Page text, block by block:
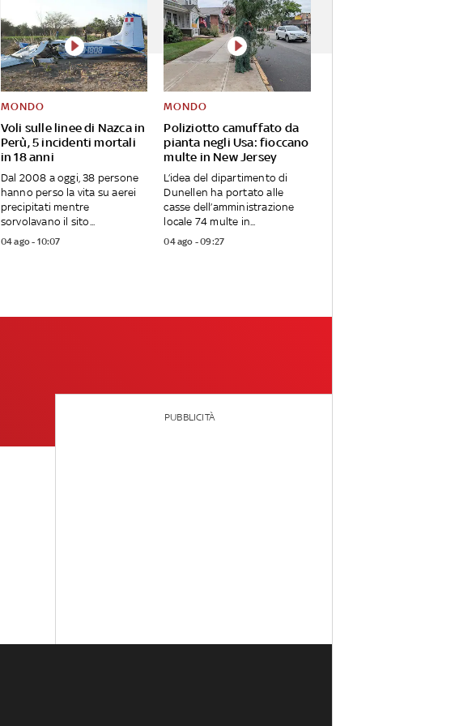
Voli sulle linee di Nazca in
Perù, 5 incidenti mortali
in 18 anni
MONDO
Dal 2008 a oggi, 38 persone
hanno perso la vita su aerei
precipitati mentre
sorvolavano il sito...
04 ago - 10:07
Poliziotto camuffato da
pianta negli Usa: fioccano
multe in New Jersey
MONDO
L’idea del dipartimento di
Dunellen ha portato alle
casse dell’amministrazione
locale 74 multe in...
04 ago - 09:27
PUBBLICITÀ